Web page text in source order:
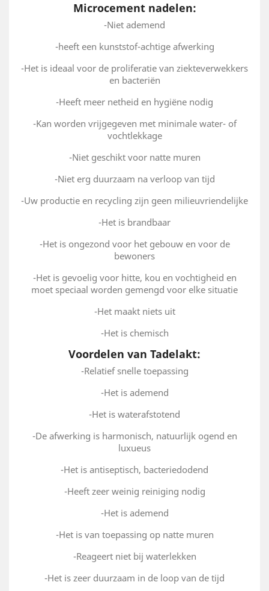
Microcement nadelen:
-Niet ademend
-heeft een kunststof-achtige afwerking
-Het is ideaal voor de proliferatie van ziekteverwekkers
en bacteriën
-Heeft meer netheid en hygiëne nodig
-Kan worden vrijgegeven met minimale water- of
vochtlekkage
-Niet geschikt voor natte muren
-Niet erg duurzaam na verloop van tijd
-Uw productie en recycling zijn geen milieuvriendelijke
-Het is brandbaar
-Het is ongezond voor het gebouw en voor de
bewoners
-Het is gevoelig voor hitte, kou en vochtigheid en
moet speciaal worden gemengd voor elke situatie
-Het maakt niets uit
-Het is chemisch
Voordelen van Tadelakt:
-Relatief snelle toepassing
-Het is ademend
-Het is waterafstotend
-De afwerking is harmonisch, natuurlijk ogend en
luxueus
-Het is antiseptisch, bacteriedodend
-Heeft zeer weinig reiniging nodig
-Het is ademend
-Het is van toepassing op natte muren
-Reageert niet bij waterlekken
-Het is zeer duurzaam in de loop van de tijd